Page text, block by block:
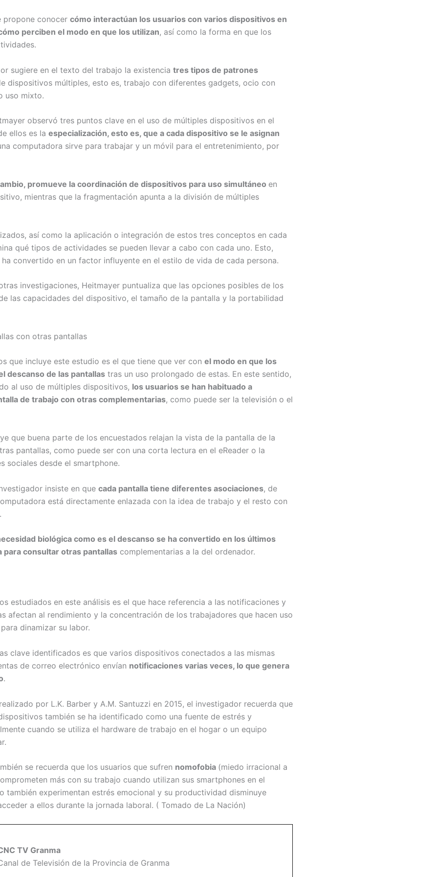
propone conocer cómo interactúan los usuarios con varios dispositivos en
perciben el modo en que los utilizan, así como la forma en que los
sugiere en el texto del trabajo la existencia tres tipos de patrones
dispositivos múltiples, esto es, trabajo con diferentes gadgets, ocio con
uso mixto.
observó tres puntos clave en el uso de múltiples dispositivos en el
ellos es la especialización, esto es, que a cada dispositivo se le asignan
computadora sirve para trabajar y un móvil para el entretenimiento, por
promueve la coordinación de dispositivos para uso simultáneo en
mientras que la fragmentación apunta a la división de múltiples
así como la aplicación o integración de estos tres conceptos en cada
qué tipos de actividades se pueden llevar a cabo con cada uno. Esto,
convertido en un factor influyente en el estilo de vida de cada persona.
investigaciones, Heitmayer puntualiza que las opciones posibles de los
las capacidades del dispositivo, el tamaño de la pantalla y la portabilidad
con otras pantallas
que incluye este estudio es el que tiene que ver con el modo en que los
descanso de las pantallas tras un uso prolongado de estas. En este sentido,
al uso de múltiples dispositivos, los usuarios se han habituado a
de trabajo con otras complementarias, como puede ser la televisión o el
que buena parte de los encuestados relajan la vista de la pantalla de la
pantallas, como puede ser con una corta lectura en el eReader o la
sociales desde el smartphone.
insiste en que cada pantalla tiene diferentes asociaciones, de
está directamente enlazada con la idea de trabajo y el resto con
biológica como es el descanso se ha convertido en los últimos
para consultar otras pantallas complementarias a la del ordenador.
estudiados en este análisis es el que hace referencia a las notificaciones y
afectan al rendimiento y la concentración de los trabajadores que hacen uso
dinamizar su labor.
clave identificados es que varios dispositivos conectados a las mismas
de correo electrónico envían notificaciones varias veces, lo que genera
.
por L.K. Barber y A.M. Santuzzi en 2015, el investigador recuerda que
también se ha identificado como una fuente de estrés y
cuando se utiliza el hardware de trabajo en el hogar o un equipo
se recuerda que los usuarios que sufren nomofobia (miedo irracional a
más con su trabajo cuando utilizan sus smartphones en el
también experimentan estrés emocional y su productividad disminuye
a ellos durante la jornada laboral. ( Tomado de La Nación)
TV Granma
de Televisión de la Provincia de Granma